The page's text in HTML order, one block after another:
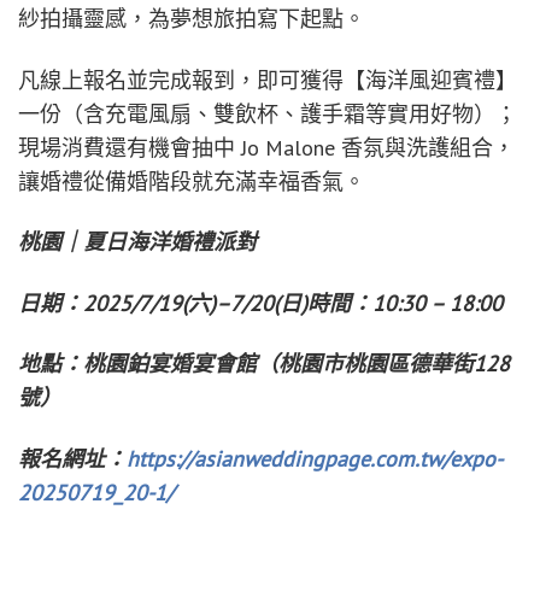
紗拍攝靈感，為夢想旅拍寫下起點。
凡線上報名並完成報到，即可獲得【海洋風迎賓禮】
一份（含充電風扇、雙飲杯、護手霜等實用好物）；
現場消費還有機會抽中 Jo Malone 香氛與洗護組合，
讓婚禮從備婚階段就充滿幸福香氣。
桃園｜夏日海洋婚禮派對
日期：2025/7/19(六)–7/20(日)時間：10:30 – 18:00
地點：桃園鉑宴婚宴會館（桃園市桃園區德華街128
號）
報名網址： https://asianweddingpage.com.tw/expo-
20250719_20-1/